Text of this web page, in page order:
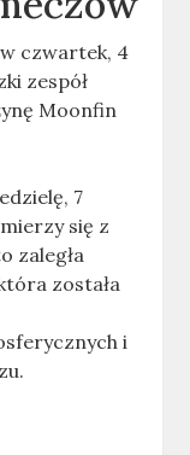
czwartek, 4
zespół
Moonfin
7
się z
zaległa
została
i